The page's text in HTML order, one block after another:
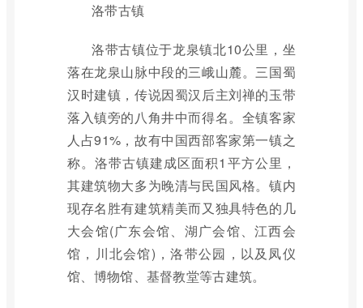
洛带古镇
洛带古镇位于龙泉镇北10公里，坐
落在龙泉山脉中段的三峨山麓。三国蜀
汉时建镇，传说因蜀汉后主刘禅的玉带
落入镇旁的八角井中而得名。全镇客家
人占91%，故有中国西部客家第一镇之
称。洛带古镇建成区面积1平方公里，
其建筑物大多为晚清与民国风格。镇内
现存名胜有建筑精美而又独具特色的几
大会馆(广东会馆、湖广会馆、江西会
馆，川北会馆)，洛带公园，以及凤仪
馆、博物馆、基督教堂等古建筑。